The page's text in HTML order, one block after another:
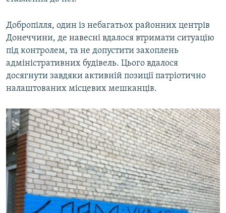
Добропілля, один із небагатьох районних центрів
Донеччини, де навесні вдалося втримати ситуацію
під контролем, та не допустити захоплень
адміністративних будівель. Цього вдалося
досягнути завдяки активній позиції патріотично
налаштованих місцевих мешканців.